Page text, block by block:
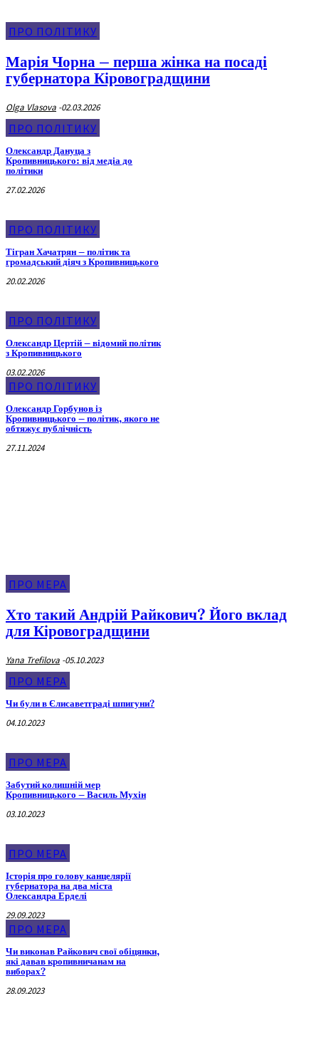
ПРО ПОЛІТИКУ
Марія Чорна – перша жінка на посаді
губернатора Кіровоградщини
Olga Vlasova -02.03.2026
ПРО ПОЛІТИКУ
Олександр Дануца з
Кропивницького: від медіа до
політики
27.02.2026
ПРО ПОЛІТИКУ
Тігран Хачатрян – політик та
громадський діяч з Кропивницького
20.02.2026
ПРО ПОЛІТИКУ
Олександр Цертій – відомий політик
з Кропивницького
03.02.2026
ПРО ПОЛІТИКУ
Олександр Горбунов із
Кропивницького – політик, якого не
обтяжує публічність
27.11.2024
ПРО МЕРА
Хто такий Андрій Райкович? Його вклад
для Кіровоградщини
Yana Trefilova -05.10.2023
ПРО МЕРА
Чи були в Єлисаветграді шпигуни?
04.10.2023
ПРО МЕРА
Забутий колишній мер
Кропивницького – Василь Мухін
03.10.2023
ПРО МЕРА
Історія про голову канцелярії
губернатора на два міста
Олександра Ерделі
29.09.2023
ПРО МЕРА
Чи виконав Райкович свої обіцянки,
які давав кропивничанам на
виборах?
28.09.2023